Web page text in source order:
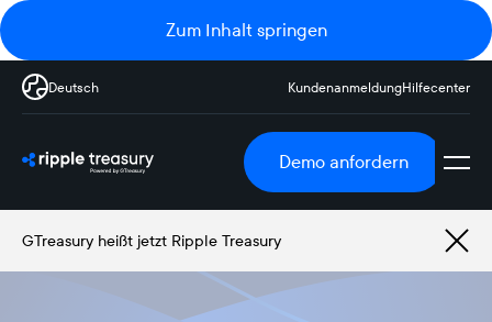
Zum Inhalt springen
Deutsch KundenanmeldungHilfecenter
Demo anfordern
GTreasury heißt jetzt Ripple Treasury